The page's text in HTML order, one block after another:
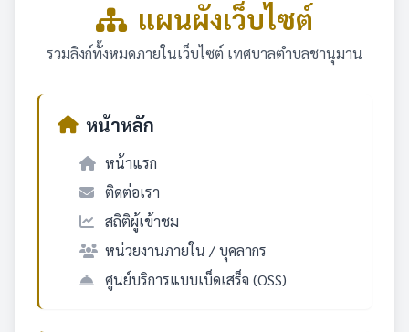
แผนผังเว็บไซต์
รวมลิงก์ทั้งหมดภายในเว็บไซต์ เทศบาลตำบลชานุมาน
หน้าหลัก
หน้าแรก
ติดต่อเรา
สถิติผู้เข้าชม
หน่วยงานภายใน / บุคลากร
ศูนย์บริการแบบเบ็ดเสร็จ (OSS)